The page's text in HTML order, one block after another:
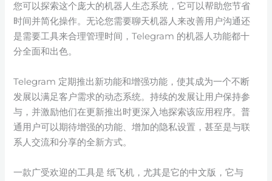
您可以探索这个庞大的机器人生态系统，它可以帮助您节省
时间并简化操作。无论您需要聊天机器人来改善用户沟通还
是需要工具来合理管理时间，Telegram 的机器人功能都十
分全面和出色。
Telegram 定期推出新功能和增强功能，使其成为一个不断
发展以满足客户需求的动态系统。持续的发展让用户保持参
与，并激励他们在更新推出时更深入地探索该应用程序。普
通用户可以期待增强的功能、增加的隐私设置，甚至是与联
系人交流和分享的全新方式。
一款广受欢迎的工具是 纸飞机，尤其是它的中文版，它与